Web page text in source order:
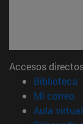
Accesos
Biblioteca
Mi correo
Aula